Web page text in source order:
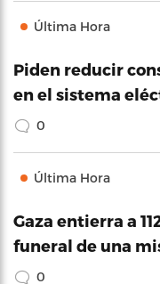
Última Hora
Piden reducir
en el sistema
0
Última Hora
Gaza entierra a
funeral de una
0